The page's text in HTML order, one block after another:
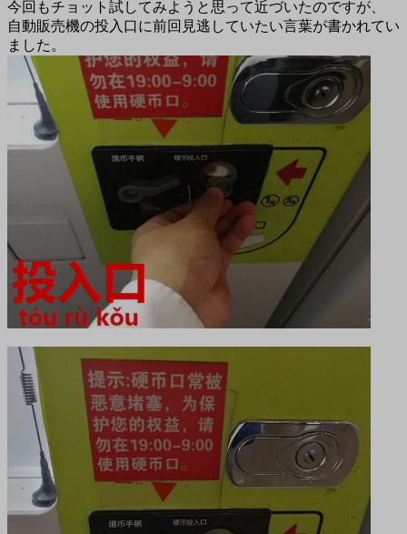
今回もチョット試してみようと思って近づいたのですが、
自動販売機の投入口に前回見逃していたい言葉が書かれてい
ました。